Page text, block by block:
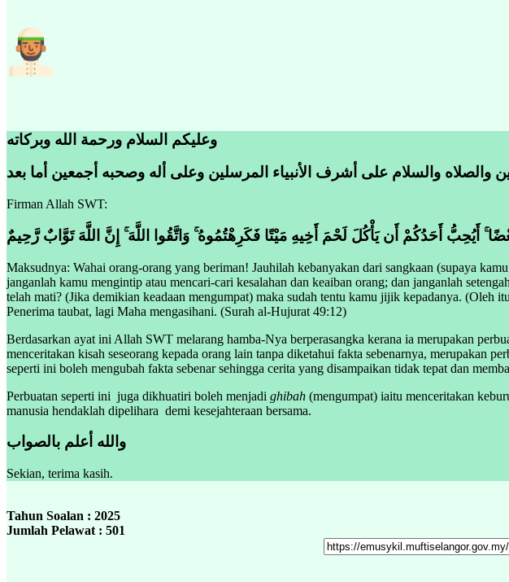
والصلاه والسلام على أشرف الأنبياء المرسلين وعلى أله وصحبه أجمعين أما بعد
Firman Allah SWT:
أَيُحِبُّ أَحَدُكُمْ أَن يَأْكُلَ لَحْمَ أَخِيهِ مَيْتًا فَكَرِهْتُمُوهُ ۚ وَاتَّقُوا اللَّهَ ۚ إِنَّ اللَّهَ تَوَّابٌ رَّحِيمٌ
Maksudnya: Wahai orang-orang yang beriman! Jauhilah kebanyakan dari sangkaan (supaya
janganlah kamu mengintip atau mencari-cari kesalahan dan keaiban orang; dan janganlah
telah mati? (Jika demikian keadaan mengumpat) maka sudah tentu kamu jijik kepadanya. (Oleh
Penerima taubat, lagi Maha mengasihani. (Surah al-Hujurat 49:12)
Berdasarkan ayat ini Allah SWT melarang hamba-Nya berperasangka kerana ia merupakan
menceritakan kisah seseorang kepada orang lain tanpa diketahui fakta sebenarnya, merupakan
seperti ini boleh mengubah fakta sebenar sehingga cerita yang disampaikan tidak tepat dan
Perbuatan seperti ini juga dikhuatiri boleh menjadi ghibah (mengumpat) iaitu menceritakan
manusia hendaklah dipelihara demi kesejahteraan bersama.
والله أعلم بالصواب
Sekian, terima kasih.
Tahun Soalan : 2025
Jumlah Pelawat : 501